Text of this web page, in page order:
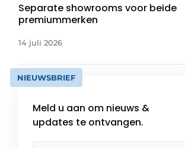
Separate showrooms voor beide
premiummerken
14 juli 2026
NIEUWSBRIEF
Meld u aan om nieuws &
updates te ontvangen.